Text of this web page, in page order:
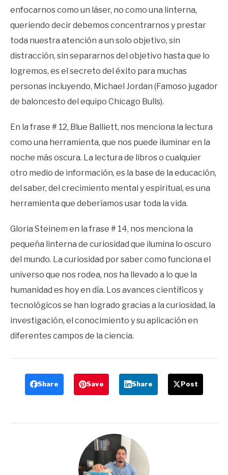
enfocarnos como un láser, no como una linterna,
queriendo decir debemos concentrarnos y prestar
toda nuestra atención a un solo objetivo, sin
distracción, sin separarnos del objetivo hasta que lo
logremos, es el secreto del éxito para muchas
personas incluyendo, Michael Jordan (Famoso jugador
de baloncesto del equipo Chicago Bulls).
En la frase # 12, Blue Balliett, nos menciona la lectura
como una herramienta, que nos puede iluminar en la
noche más oscura. La lectura de libros o cualquier
otro medio de información, es la base de la educación,
del saber, del crecimiento mental y espiritual, es una
herramienta que deberíamos usar toda la vida.
Gloria Steinem en la frase # 14, nos menciona la
pequeña linterna de curiosidad que ilumina lo oscuro
del mundo. La curiosidad por saber como funciona el
universo que nos rodea, nos ha llevado a lo que la
humanidad es hoy en día. Los avances científicos y
tecnológicos se han logrado gracias a la curiosidad, la
investigación, el conocimiento y su aplicación en
diferentes campos de la ciencia.
Share Save Share Post